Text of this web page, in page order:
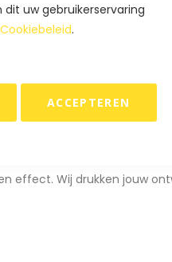
uw gebruikerservaring
Cookiebeleid.
ACCEPTEREN
uit. Of het nu gaat om
effect. Wij drukken jouw